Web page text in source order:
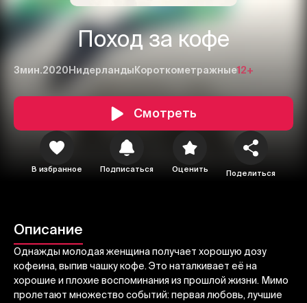
Поход за кофе
3мин.2020 Нидерланды Короткометражные12+
Смотреть
В избранное Подписаться Оценить Поделиться
Описание
Однажды молодая женщина получает хорошую дозу
кофеина, выпив чашку кофе. Это наталкивает её на
хорошие и плохие воспоминания из прошлой жизни. Мимо
пролетают множество событий: первая любовь, лучшие
3